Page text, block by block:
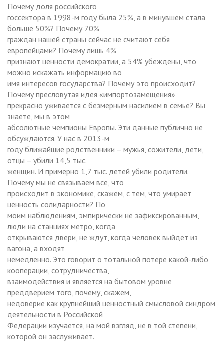
Почему доля российского
госсектора в 1998-м году была 25%, а в минувшем стала
больше 50%? Почему 70%
граждан нашей страны сейчас не считают себя
европейцами? Почему лишь 4%
признают ценности демократии, а 54% убеждены, что
можно искажать информацию во
имя интересов государства? Почему это происходит?
Почему пресловутая идея «импортозамещения»
прекрасно уживается с безмерным насилием в семье? Вы
знаете, мы в этом
абсолютные чемпионы Европы. Эти данные публично не
обсуждаются. У нас в 2013-м
году ближайшие родственники – мужья, сожители, дети,
отцы – убили 14,5 тыс.
женщин. И примерно 1,7 тыс. детей убили родители.
Почему мы не связываем все, что
происходит в экономике, скажем, с тем, что умирает
ценность солидарности? По
моим наблюдениям, эмпирически не зафиксированным,
люди на станциях метро, когда
открываются двери, не ждут, когда человек выйдет из
вагона, а входят
немедленно. Это говорит о тотальной потере какой-либо
кооперации, сотрудничества,
взаимодействия и является на бытовом уровне
преддверием того, почему, скажем,
недоверие как крупнейший ценностный смысловой синдром
деятельности в Российской
Федерации изучается, на мой взгляд, не в той степени,
которой он заслуживает.